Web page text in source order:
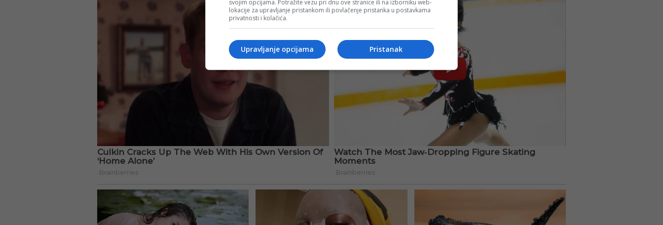
svojim opcijama. Potražite vezu pri dnu ove stranice ili na izborniku web-
lokacije za upravljanje pristankom ili povlačenje pristanka u postavkama
privatnosti i kolačića.
Pristanak
Upravljanje opcijama